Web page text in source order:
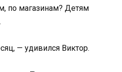
по магазинам? Детям
— удивился Виктор.